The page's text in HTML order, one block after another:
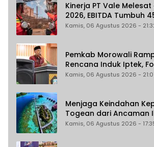
Kinerja PT Vale
2026, EBITDA Tumbuh
Kamis, 06 Agustus 2026 -
Pemkab Morowali
Rencana Induk Iptek,
dan Inovasi Daerah
Kamis, 06 Agustus 2026 -
Menjaga Keindahan
Togean dari Ancaman
Kamis, 06 Agustus 2026 -